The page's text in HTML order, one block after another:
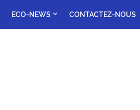
ECO-NEWS CONTACTEZ-NOUS